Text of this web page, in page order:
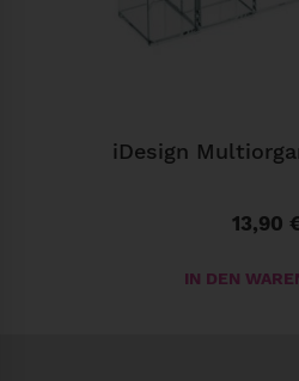
iDesign
13,90
IN DEN